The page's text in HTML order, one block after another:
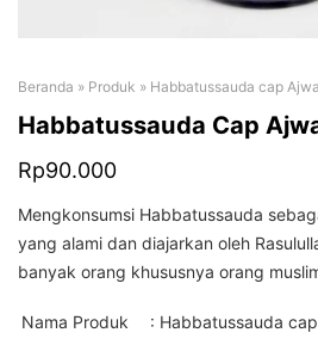
Beranda » Produk » Habbatussauda cap
Habbatussauda Cap
Rp90.000
Mengkonsumsi Habbatussauda
yang alami dan diajarkan oleh
banyak orang khususnya orang
Nama Produk
: Habbatussauda